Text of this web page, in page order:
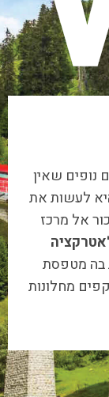
לעשות את
אל מרכז
מטפסת
מחלונות